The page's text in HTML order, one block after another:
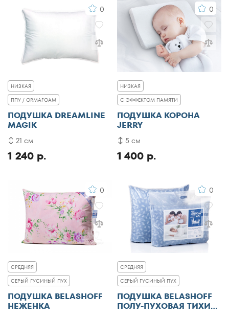
0
НИЗКАЯ
ППУ / ORMAFOAM
ПОДУШКА DREAMLINE
MAGIK
1 240 р.
21 см
0
НИЗКАЯ
С ЭФФЕКТОМ ПАМЯТИ
ПОДУШКА КОРОНА
JERRY
1 400 р.
5 см
0
СРЕДНЯЯ
СЕРЫЙ ГУСИНЫЙ ПУХ
ПОДУШКА BELASHOFF
НЕЖЕНКА
0
СРЕДНЯЯ
СЕРЫЙ ГУСИНЫЙ ПУХ
ПОДУШКА BELASHOFF
ПОЛУ-ПУХОВАЯ ТИХИЙ